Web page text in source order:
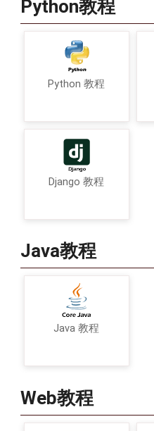
Python教程
Python 教程
Django 教程
Java教程
Java 教程
Web教程